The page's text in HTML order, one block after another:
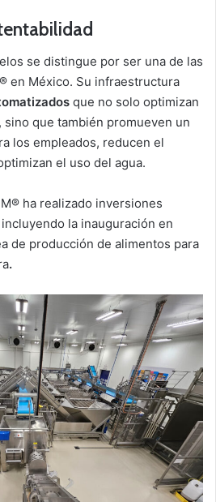
se distingue por ser una de las
en México. Su infraestructura
que no solo optimizan
que también promueven un
los empleados, reducen el
el uso del agua.
ha realizado inversiones
la inauguración en
de producción de alimentos para
.